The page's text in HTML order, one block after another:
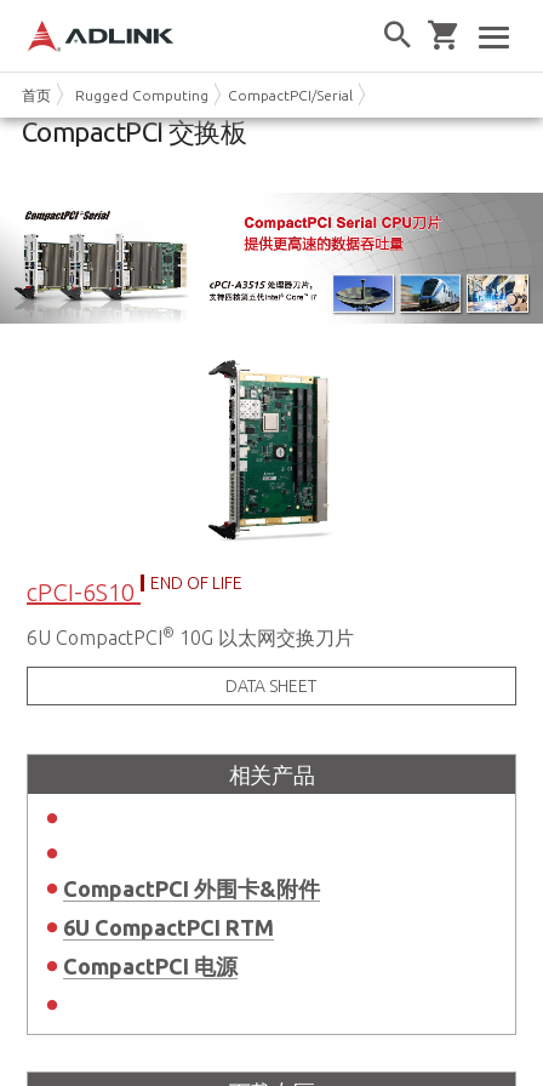
首页 Rugged Computing CompactPCI/Serial
CompactPCI 交换板
cPCI-6S10 END OF LIFE
6U CompactPCI® 10G 以太网交换刀片
DATA SHEET
相关产品
CompactPCI 外围卡&附件
6U CompactPCI RTM
CompactPCI 电源